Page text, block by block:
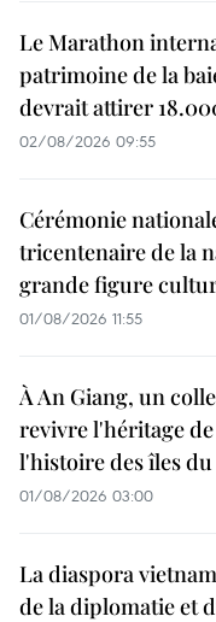
Le Marathon
patrimoine de la
devrait attirer
02/08/2026 09:55
Cérémonie
tricentenaire de la
grande figure
01/08/2026 11:55
À An Giang, un
revivre l'héritage
l'histoire des îles du
01/08/2026 03:00
La diaspora
de la diplomatie et